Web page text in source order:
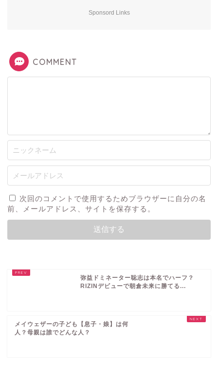
Sponsord Links
COMMENT
次回のコメントで使用するためブラウザーに自分の名
前、メールアドレス、サイトを保存する。
弥益ドミネーター聡志は本名でハーフ？
RIZINデビューで朝倉未来に勝てる...
メイウェザーの子ども【息子・娘】は何
人？母親は誰でどんな人？